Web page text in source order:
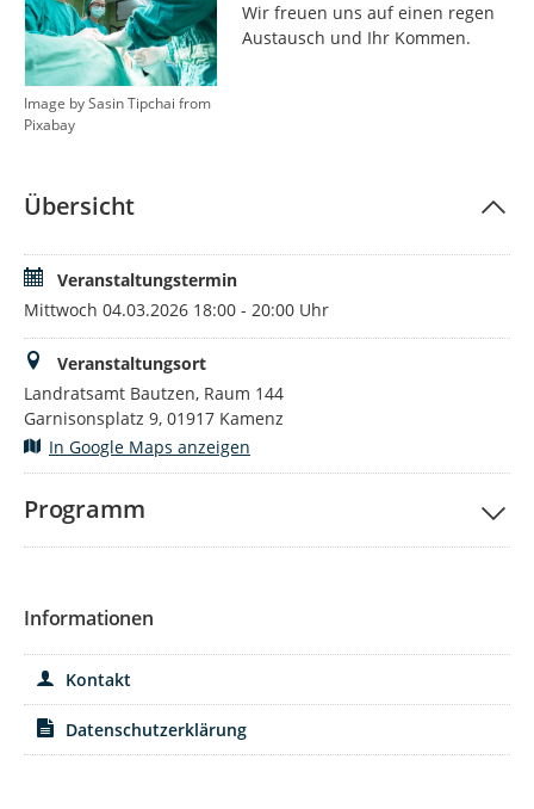
Image by Sasin Tipchai from
Pixabay
Wir freuen uns auf einen regen
Austausch und Ihr Kommen.
Übersicht
Veranstaltungstermin
Mittwoch 04.03.2026 18:00 - 20:00 Uhr
Veranstaltungsort
Landratsamt Bautzen, Raum 144
Garnisonsplatz 9, 01917 Kamenz
In Google Maps anzeigen
Programm
Informationen
Kontakt
Datenschutzerklärung